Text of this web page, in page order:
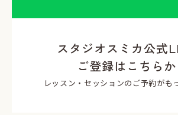
スタジオスミカ公式
ご登録はこちらか
レッスン・セッションのご予約がも